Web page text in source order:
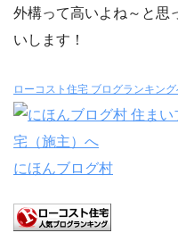
外構って高いよね～と思
いします！
ローコスト住宅 ブログランキン
にほんブログ村